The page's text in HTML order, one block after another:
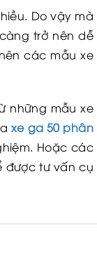
Do vậy mà
trở nên dễ
các mẫu xe
những mẫu xe
xe ga 50 phân
Hoặc các
được tư vấn cụ